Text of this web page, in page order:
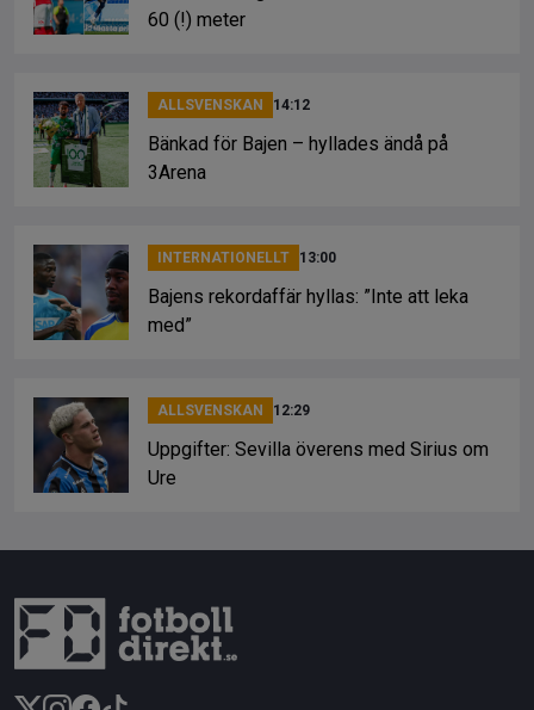
60 (!) meter
ALLSVENSKAN 14:12
Bänkad för Bajen – hyllades ändå på
3Arena
INTERNATIONELLT 13:00
Bajens rekordaffär hyllas: ”Inte att leka
med”
ALLSVENSKAN 12:29
Uppgifter: Sevilla överens med Sirius om
Ure